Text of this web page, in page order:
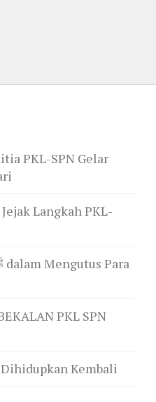
PKL-SPN Gelar
Langkah PKL-
PKL SPN
Kembali